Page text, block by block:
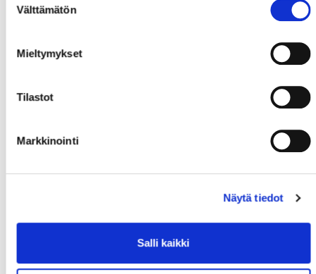
valinta
Välttämätön
Mieltymykset
Tilastot
Markkinointi
Näytä tiedot
Salli kaikki